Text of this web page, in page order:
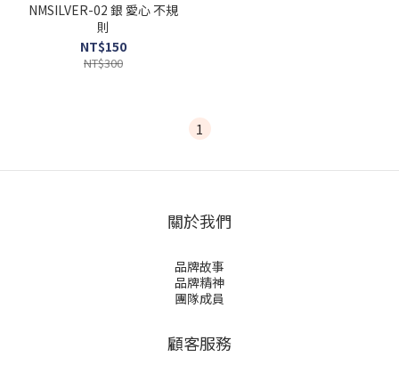
NMSILVER-02 銀 愛心 不規
則
NT$150
NT$300
1
關於我們
品牌故事
品牌精神
團隊成員
顧客服務